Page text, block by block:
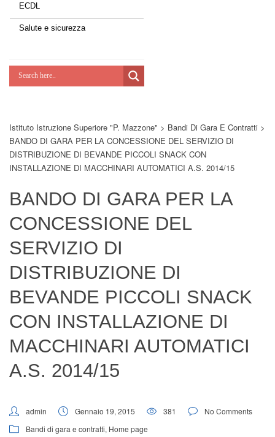
Lab Green
Potenziamoci
Digital Board
ECDL
Salute e sicurezza
Istituto Istruzione Superiore "P. Mazzone" > Bandi Di Gara E Contratti >
BANDO DI GARA PER LA CONCESSIONE DEL SERVIZIO DI
DISTRIBUZIONE DI BEVANDE PICCOLI SNACK CON
INSTALLAZIONE DI MACCHINARI AUTOMATICI A.S. 2014/15
BANDO DI GARA PER LA
CONCESSIONE DEL
SERVIZIO DI
DISTRIBUZIONE DI
BEVANDE PICCOLI SNACK
CON INSTALLAZIONE DI
MACCHINARI AUTOMATICI
A.S. 2014/15
admin Gennaio 19, 2015 381
No Comments
Bandi di gara e contratti, Home page